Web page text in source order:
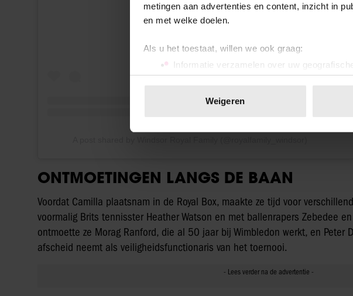
metingen aan advertenties en content, inzicht in
en met welke doelen.
Als u het toestaat, willen we ook graag:
Informatie verzamelen over uw
Uw apparaat identificeren door het actief
toestemming op elk moment wijzigen of intrekken
verstrekt of die ze hebben verzameld op basis
Weigeren
ONTMOETINGEN LANGS DE BAAN
Voordat Camilla plaatsnam in de Royal Box, maakte ze tijd voor
voormalig Brits tennisster Heather Watson en met ballenrapers Zebedee
ontmoette ze Morag Ranford, die al 50 jaar bij Wimbledon werkt, en Peter
afscheid neemt als veiligheidsfunctionaris van het toernooi.